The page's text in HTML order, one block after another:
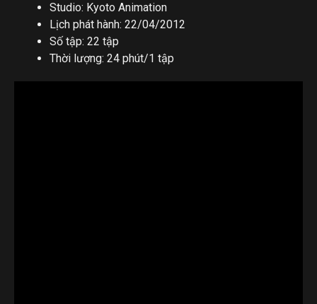
Studio: Kyoto Animation
Lịch phát hành: 22/04/2012
Số tập: 22 tập
Thời lượng: 24 phút/1 tập